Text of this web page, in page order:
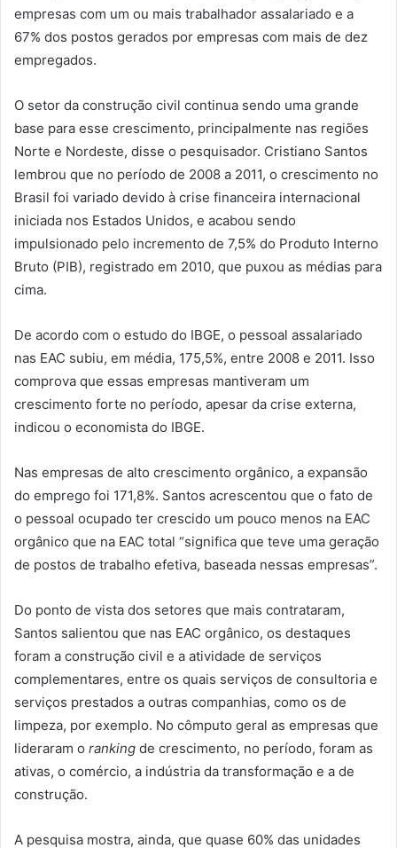
empresas com um ou mais trabalhador assalariado e a
67% dos postos gerados por empresas com mais de dez
empregados.
O setor da construção civil continua sendo uma grande
base para esse crescimento, principalmente nas regiões
Norte e Nordeste, disse o pesquisador. Cristiano Santos
lembrou que no período de 2008 a 2011, o crescimento no
Brasil foi variado devido à crise financeira internacional
iniciada nos Estados Unidos, e acabou sendo
impulsionado pelo incremento de 7,5% do Produto Interno
Bruto (PIB), registrado em 2010, que puxou as médias para
cima.
De acordo com o estudo do IBGE, o pessoal assalariado
nas EAC subiu, em média, 175,5%, entre 2008 e 2011. Isso
comprova que essas empresas mantiveram um
crescimento forte no período, apesar da crise externa,
indicou o economista do IBGE.
Nas empresas de alto crescimento orgânico, a expansão
do emprego foi 171,8%. Santos acrescentou que o fato de
o pessoal ocupado ter crescido um pouco menos na EAC
orgânico que na EAC total “significa que teve uma geração
de postos de trabalho efetiva, baseada nessas empresas”.
Do ponto de vista dos setores que mais contrataram,
Santos salientou que nas EAC orgânico, os destaques
foram a construção civil e a atividade de serviços
complementares, entre os quais serviços de consultoria e
serviços prestados a outras companhias, como os de
limpeza, por exemplo. No cômputo geral as empresas que
lideraram o ranking de crescimento, no período, foram as
ativas, o comércio, a indústria da transformação e a de
construção.
A pesquisa mostra, ainda, que quase 60% das unidades